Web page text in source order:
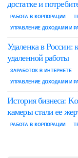
достатке и
РАБОТА В КОРПОРАЦИИ
УПРАВЛЕНИЕ ДОХОДАМИ И
Удаленка в
удаленной работы
ЗАРАБОТОК В ИНТЕРНЕТЕ
УПРАВЛЕНИЕ ДОХОДАМИ И
История бизнеса:
камеры стали ее
РАБОТА В КОРПОРАЦИИ